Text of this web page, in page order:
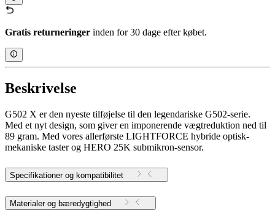
Gratis returneringer inden for 30 dage efter købet.
Beskrivelse
G502 X er den nyeste tilføjelse til den legendariske G502-serie.
Med et nyt design, som giver en imponerende vægtreduktion ned til
89 gram. Med vores allerførste LIGHTFORCE hybride optisk-
mekaniske taster og HERO 25K submikron-sensor.
Specifikationer og kompatibilitet
Materialer og bæredygtighed